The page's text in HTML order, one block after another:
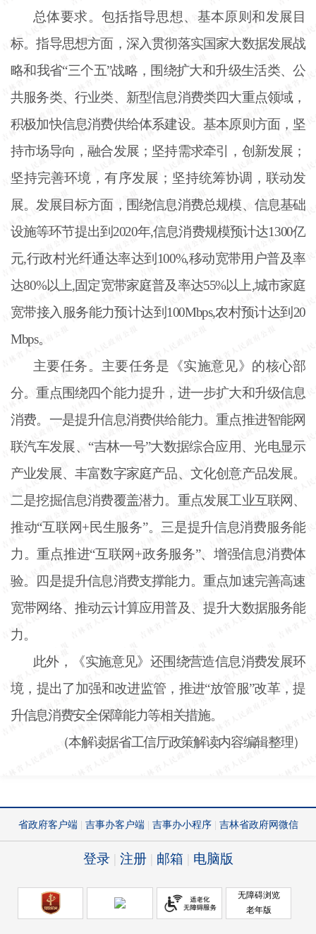
总体要求。包括指导思想、基本原则和发展目
标。指导思想方面，深入贯彻落实国家大数据发展战
略和我省“三个五”战略，围绕扩大和升级生活类、公
共服务类、行业类、新型信息消费类四大重点领域，
积极加快信息消费供给体系建设。基本原则方面，坚
持市场导向，融合发展；坚持需求牵引，创新发展；
坚持完善环境，有序发展；坚持统筹协调，联动发
展。发展目标方面，围绕信息消费总规模、信息基础
设施等环节提出到2020年,信息消费规模预计达1300亿
元,行政村光纤通达率达到100%,移动宽带用户普及率
达80%以上,固定宽带家庭普及率达55%以上,城市家庭
宽带接入服务能力预计达到100Mbps,农村预计达到20
Mbps。
主要任务。主要任务是《实施意见》的核心部
分。重点围绕四个能力提升，进一步扩大和升级信息
消费。一是提升信息消费供给能力。重点推进智能网
联汽车发展、“吉林一号”大数据综合应用、光电显示
产业发展、丰富数字家庭产品、文化创意产品发展。
二是挖掘信息消费覆盖潜力。重点发展工业互联网、
推动“互联网+民生服务”。三是提升信息消费服务能
力。重点推进“互联网+政务服务”、增强信息消费体
验。四是提升信息消费支撑能力。重点加速完善高速
宽带网络、推动云计算应用普及、提升大数据服务能
力。
此外，《实施意见》还围绕营造信息消费发展环
境，提出了加强和改进监管，推进“放管服”改革，提
升信息消费安全保障能力等相关措施。
（本解读据省工信厅政策解读内容编辑整理）